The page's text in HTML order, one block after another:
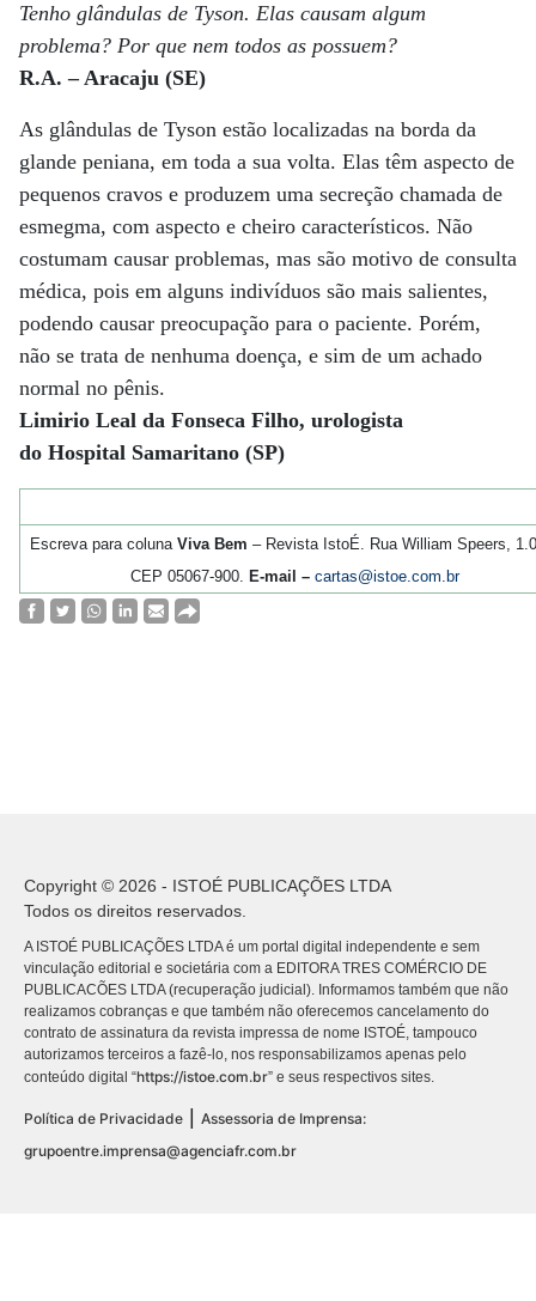
Tenho glândulas de Tyson. Elas causam algum
problema? Por que nem todos as possuem?
R.A. – Aracaju (SE)
As glândulas de Tyson estão localizadas na borda da
glande peniana, em toda a sua volta. Elas têm aspecto de
pequenos cravos e produzem uma secreção chamada de
esmegma, com aspecto e cheiro característicos. Não
costumam causar problemas, mas são motivo de consulta
médica, pois em alguns indivíduos são mais salientes,
podendo causar preocupação para o paciente. Porém,
não se trata de nenhuma doença, e sim de um achado
normal no pênis.
Limirio Leal da Fonseca Filho, urologista
do Hospital Samaritano (SP)
Escreva para coluna Viva Bem – Revista IstoÉ. Rua William Speers,
CEP 05067-900. E-mail – cartas@istoe.com.br
Copyright © 2026 - ISTOÉ PUBLICAÇÕES LTDA
Todos os direitos reservados.
A ISTOÉ PUBLICAÇÕES LTDA é um portal digital independente e sem
vinculação editorial e societária com a EDITORA TRES COMÉRCIO DE
PUBLICACÕES LTDA (recuperação judicial). Informamos também que não
realizamos cobranças e que também não oferecemos cancelamento do
contrato de assinatura da revista impressa de nome ISTOÉ, tampouco
autorizamos terceiros a fazê-lo, nos responsabilizamos apenas pelo
conteúdo digital “https://istoe.com.br” e seus respectivos sites.
Política de Privacidade
Assessoria de Imprensa:
grupoentre.imprensa@agenciafr.com.br